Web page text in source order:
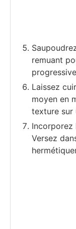
remuant
Laissez
moyen en
texture sur
Incorporez
Versez